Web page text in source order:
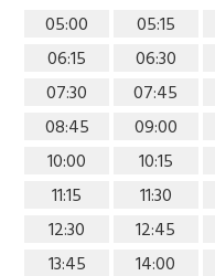
05:00 05:15
06:15
06:30
07:30
07:45
08:45
09:00
10:00
10:15
11:15
11:30
12:30
12:45
13:45
14:00